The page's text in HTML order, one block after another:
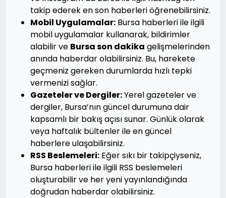
takip ederek en son haberleri öğrenebilirsiniz.
Mobil Uygulamalar: Bursa haberleri ile ilgili
mobil uygulamalar kullanarak, bildirimler
alabilir ve Bursa son dakika gelişmelerinden
anında haberdar olabilirsiniz. Bu, harekete
geçmeniz gereken durumlarda hızlı tepki
vermenizi sağlar.
Gazeteler ve Dergiler:Yerel gazeteler ve
dergiler, Bursa’nın güncel durumuna dair
kapsamlı bir bakış açısı sunar. Günlük olarak
veya haftalık bültenler ile en güncel
haberlere ulaşabilirsiniz.
RSS Beslemeleri: Eğer sıkı bir takipçiyseniz,
Bursa haberleri ile ilgili RSS beslemeleri
oluşturabilir ve her yeni yayınlandığında
doğrudan haberdar olabilirsiniz.